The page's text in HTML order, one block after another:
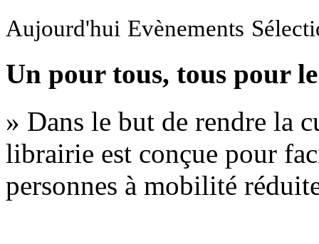
Aujourd'hui Evènements
Un pour tous, tous pour
» Dans le but de rendre la
librairie est conçue pour
personnes à mobilité